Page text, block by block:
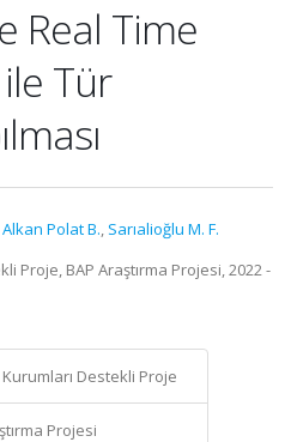
Real Time
Tür
Alkan Polat B., Sarıalioğlu M. F.
Proje, BAP Araştırma Projesi, 2022 -
Destekli Proje
Projesi